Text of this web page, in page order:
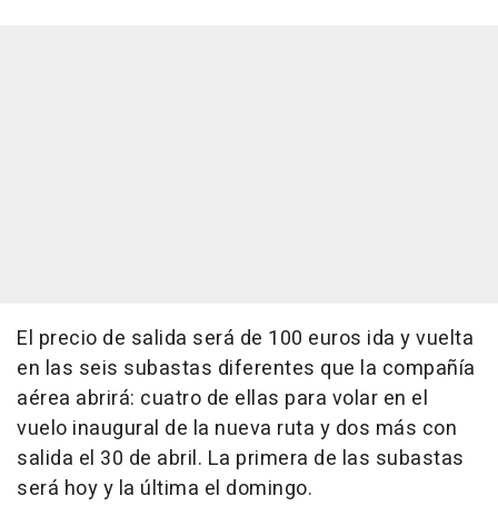
El precio de salida será de 100 euros ida y vuelta
en las seis subastas diferentes que la compañía
aérea abrirá: cuatro de ellas para volar en el
vuelo inaugural de la nueva ruta y dos más con
salida el 30 de abril. La primera de las subastas
será hoy y la última el domingo.